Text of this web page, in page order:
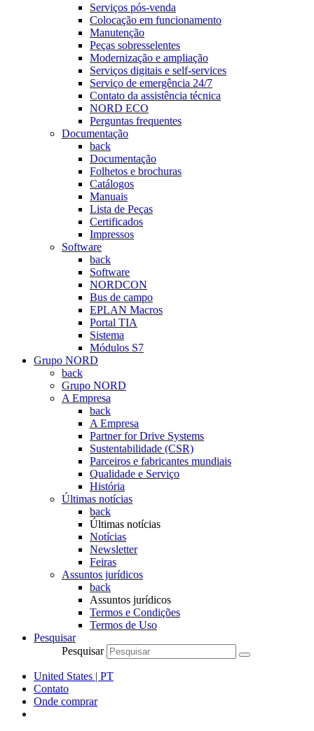
Serviços pós-venda
Colocação em funcionamento
Manutenção
Peças sobresselentes
Modernização e ampliação
Serviços digitais e self-services
Serviço de emergência 24/7
Contato da assistência técnica
NORD ECO
Perguntas frequentes
Documentação
back
Documentação
Folhetos e brochuras
Catálogos
Manuais
Lista de Peças
Certificados
Impressos
Software
back
Software
NORDCON
Bus de campo
EPLAN Macros
Portal TIA
Sistema
Módulos S7
Grupo NORD
back
Grupo NORD
A Empresa
back
A Empresa
Partner for Drive Systems
Sustentabilidade (CSR)
Parceiros e fabricantes mundiais
Qualidade e Serviço
História
Últimas notícias
back
Últimas notícias
Notícias
Newsletter
Feiras
Assuntos jurídicos
back
Assuntos jurídicos
Termos e Condições
Termos de Uso
Pesquisar
Pesquisar
United States | PT
Contato
Onde comprar